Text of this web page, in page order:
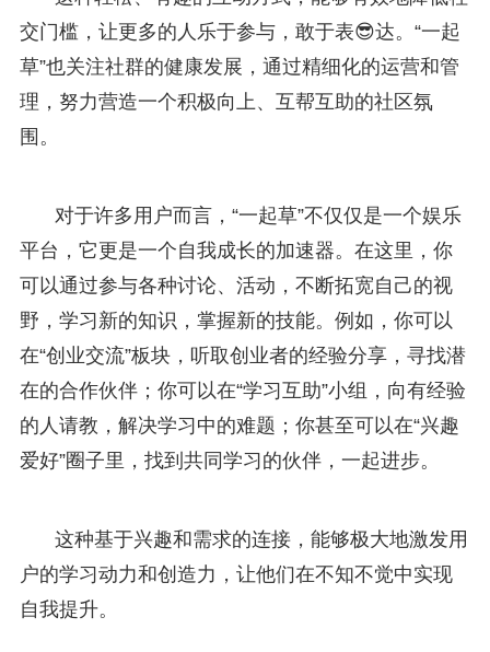
交门槛，让更多的人乐于参与，敢于表😎达。“一起
草”也关注社群的健康发展，通过精细化的运营和管
理，努力营造一个积极向上、互帮互助的社区氛
围。
对于许多用户而言，“一起草”不仅仅是一个娱乐
平台，它更是一个自我成长的加速器。在这里，你
可以通过参与各种讨论、活动，不断拓宽自己的视
野，学习新的知识，掌握新的技能。例如，你可以
在“创业交流”板块，听取创业者的经验分享，寻找潜
在的合作伙伴；你可以在“学习互助”小组，向有经验
的人请教，解决学习中的难题；你甚至可以在“兴趣
爱好”圈子里，找到共同学习的伙伴，一起进步。
这种基于兴趣和需求的连接，能够极大地激发用
户的学习动力和创造力，让他们在不知不觉中实现
自我提升。